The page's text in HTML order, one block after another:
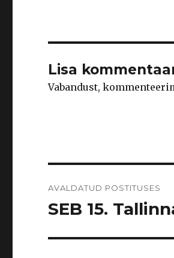
Lisa
Vabandust,
AVALDATUD POSTITUSES
SEB 15.